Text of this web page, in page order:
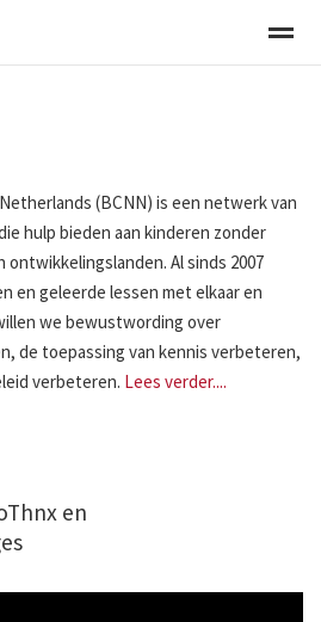
Agenda
(BCNN) is een netwerk van
hulp bieden aan kinderen zonder
Al sinds 2007
en geleerde lessen met elkaar en
we bewustwording over
de toepassing van kennis verbeteren,
verbeteren. Lees verder....
en